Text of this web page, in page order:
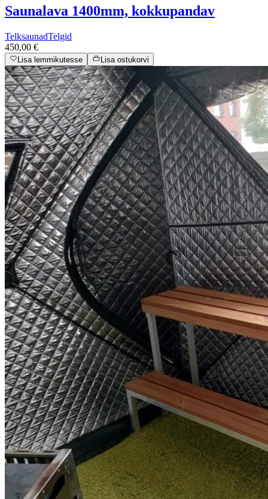
Saunalava 1400mm, kokkupandav
TelksaunadTelgid
450,00 €
Lisa lemmikutesse Lisa ostukorvi